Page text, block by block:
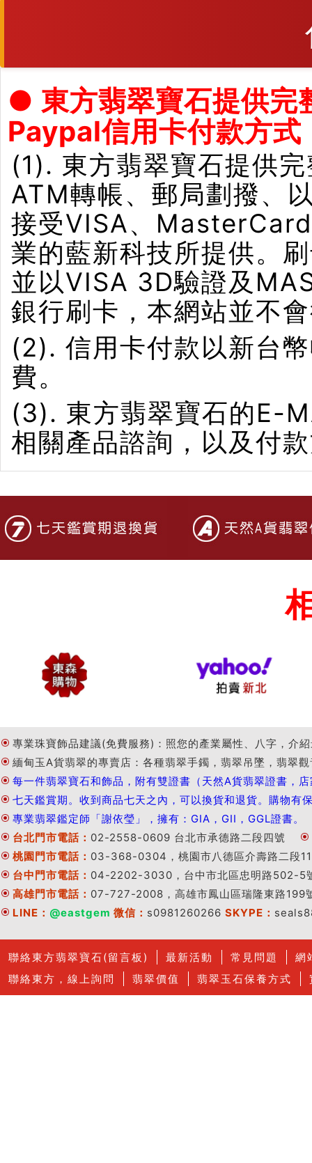
● 東方翡翠寶石提供完
Paypal信用卡付款方式
(1). 東方翡翠寶石提供
ATM轉帳、郵局劃撥、
接受VISA、
業的藍新科技所提供。
並以VISA 3D驗證及
銀行刷卡，本網站並不
(2). 信用卡付款以新台
費。
(3). 東方翡翠寶石的E-
相關產品諮詢，以及付
專業珠寶飾品建議(免費服務)：照您的產業屬性、八字，介
緬甸玉A貨翡翠的專賣店：各種翡翠手鐲，翡翠吊墜，翡翠
每一件翡翠寶石和飾品，附有雙證書（天然A貨翡翠證書
七天鑑賞期。收到商品七天之內，可以換貨和退貨。購物有
專業翡翠鑑定師「謝依瑩」，擁有：GIA，GII，GGL證書。
台北門市電話： 02-2558-0609 台北市承德路二段四號
桃園門市電話： 03-368-0304，桃園市八德區介壽路二段
台中門市電話： 04-2202-3030，台中市北區忠明路502-5
高雄門市電話： 07-727-2008，高雄市鳳山區瑞隆東路199
LINE： @eastgem 微信： s0981260266 SKYPE：
聯絡東方翡翠寶石(留言板) 最新活動 常見問題
網
聯絡東方，線上詢問
翡翠價值 翡翠玉石保養方式